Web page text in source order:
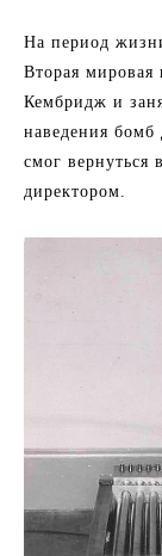
На период
Вторая
Кембридж и
наведения
смог вернуться
директором.